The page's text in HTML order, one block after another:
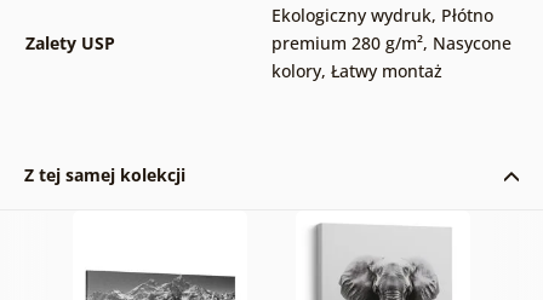
Zalety USP
Ekologiczny wydruk, Płótno
premium 280 g/m², Nasycone
kolory, Łatwy montaż
Z tej samej kolekcji